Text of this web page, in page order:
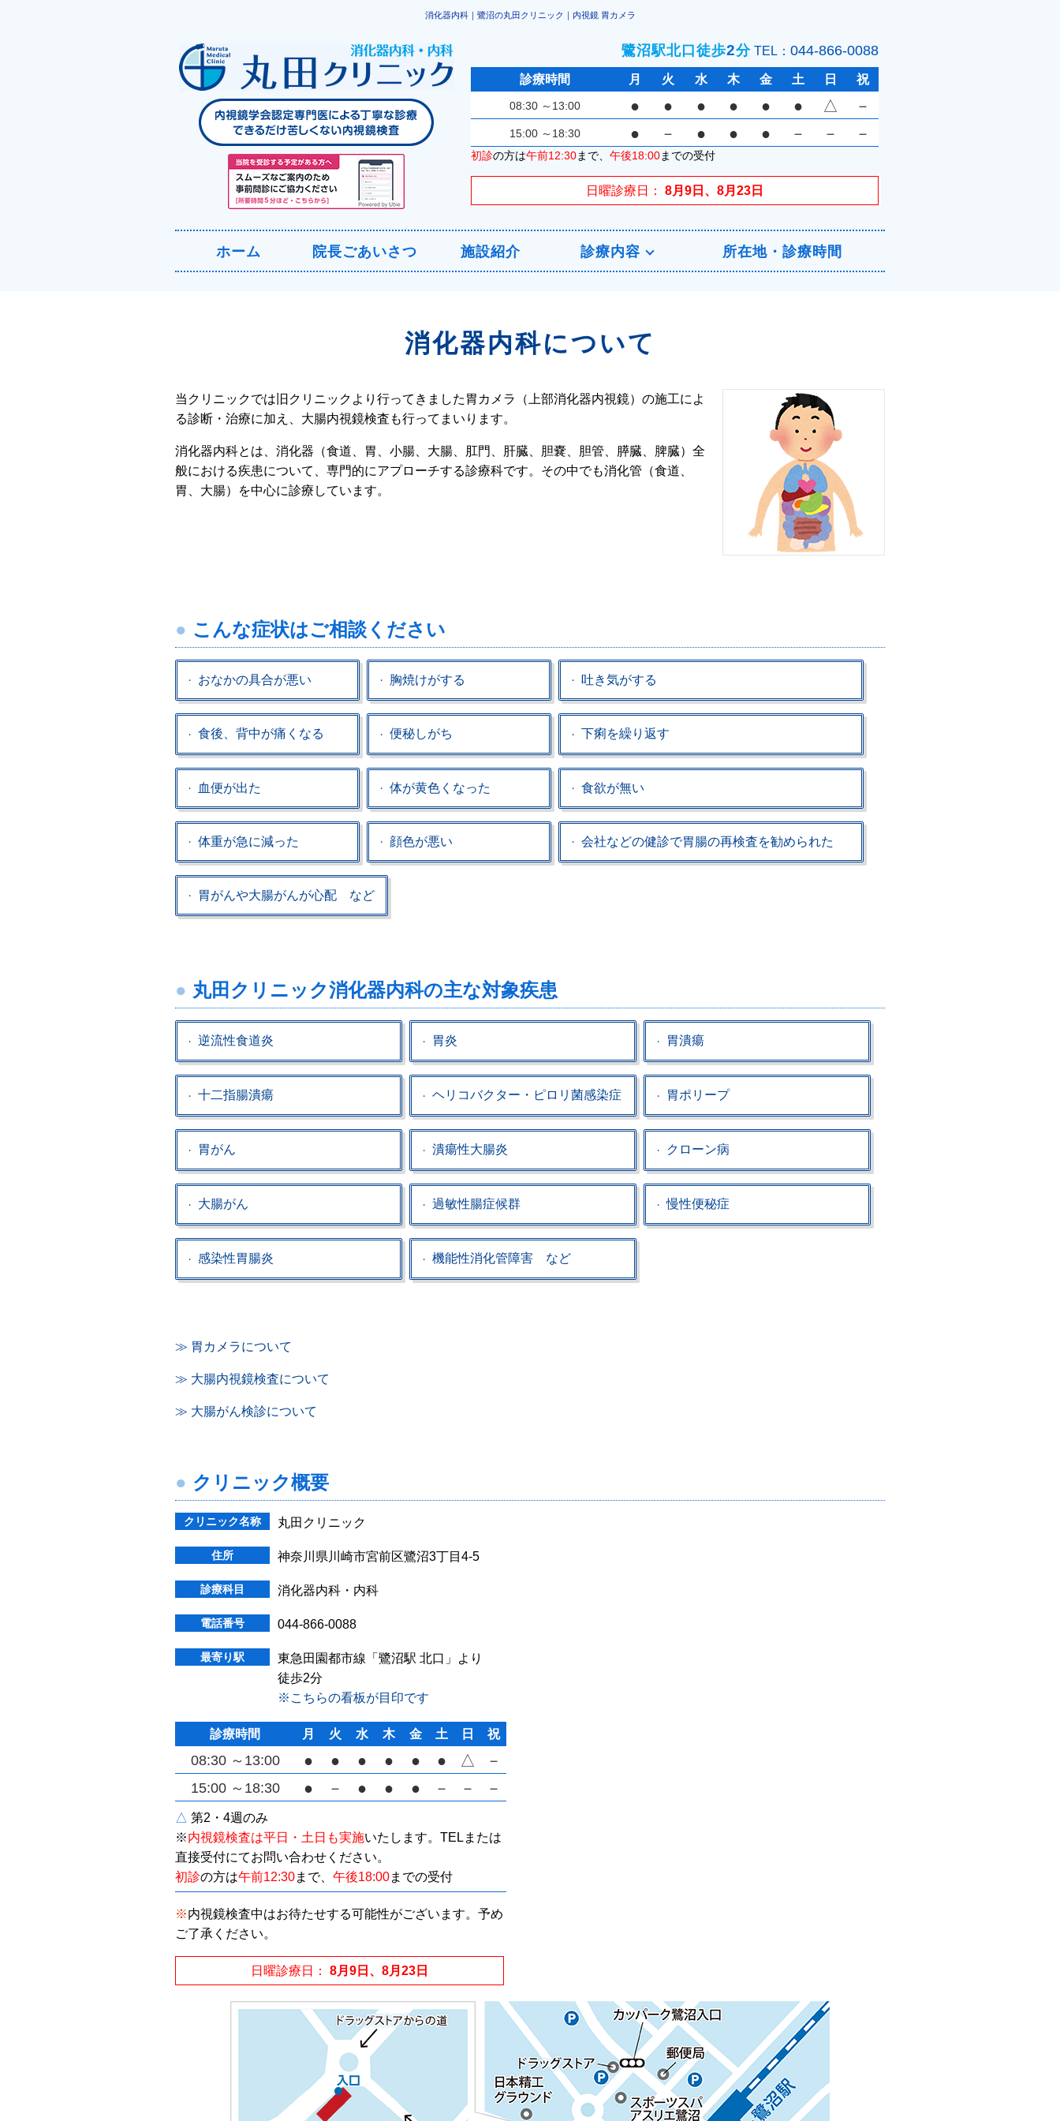
消化器内科｜鷺沼の丸田クリニック｜内視鏡 胃カメラ
鷺沼駅北口徒歩2分 TEL： 044-866-0088
診療時間 月 火 水 木 金 土 日 祝
08:30～13:00 ● ● ● ● ● ● △ －
15:00～18:30 ● － ● ● ● － － －
初診の方は午前12:30まで、 午後18:00までの受付
日曜診療日 8月9日、8月23日
ホーム 院長ごあいさつ 施設紹介 診療内容 所在地・診療時間
消化器内科について
当クリニックでは旧クリニックより行ってきました胃カメラ（上部消化器内視鏡）の施工によ
る診断・治療に加え、大腸内視鏡検査も行ってまいります。
消化器内科とは、消化器（食道、胃、小腸、大腸、肛門、肝臓、胆嚢、胆管、膵臓、脾臓）全
般における疾患について、専門的にアプローチする診療科です。その中でも消化管（食道、
胃、大腸）を中心に診療しています。
こんな症状はご相談ください
おなかの具合が悪い 胸焼けがする 吐き気がする
食後、背中が痛くなる 便秘しがち 下痢を繰り返す
血便が出た 体が黄色くなった 食欲が無い
体重が急に減った 顔色が悪い 会社などの健診で胃腸の再検査を勧められた
胃がんや大腸がんが心配 など
丸田クリニック消化器内科の主な対象疾患
逆流性食道炎 胃炎 胃潰瘍
十二指腸潰瘍 ヘリコバクター・ピロリ菌感染症 胃ポリープ
胃がん 潰瘍性大腸炎 クローン病
大腸がん 過敏性腸症候群 慢性便秘症
感染性胃腸炎 機能性消化管障害 など
≫ 胃カメラについて
≫ 大腸内視鏡検査について
≫ 大腸がん検診について
クリニック概要
クリニック名称 丸田クリニック
住所 神奈川県川崎市宮前区鷺沼3丁目4-5
診療科目 消化器内科・内科
電話番号 044-866-0088
最寄り駅
東急田園都市線「鷺沼駅 北口」より
徒歩2分
※こちらの看板が目印です
診療時間 月 火 水 木 金 土 日 祝
△ 第2・4週のみ
※内視鏡検査は平日・土日も実施いたします。 TELまたは
直接受付にてお問い合わせください。
初診の方は午前12:30まで、 午後18:00までの受付
08:30～13:00 ● ● ● ● ● ● △ －
15:00～18:30 ● － ● ● ● － － －
※内視鏡検査中はお待たせする可能性がございます。予め
ご了承ください。
日曜診療日 8月9日、8月23日